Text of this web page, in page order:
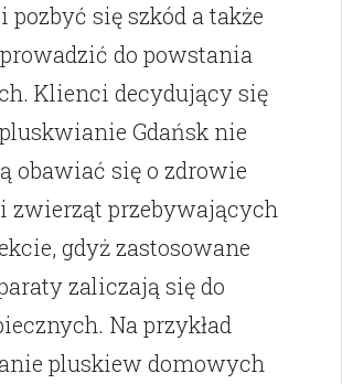
pozbyć się szkód a także
do powstania
Klienci decydujący się
Gdańsk nie
obawiać się o zdrowie
zwierząt przebywających
gdyż zastosowane
zaliczają się do
Na przykład
pluskiew domowych